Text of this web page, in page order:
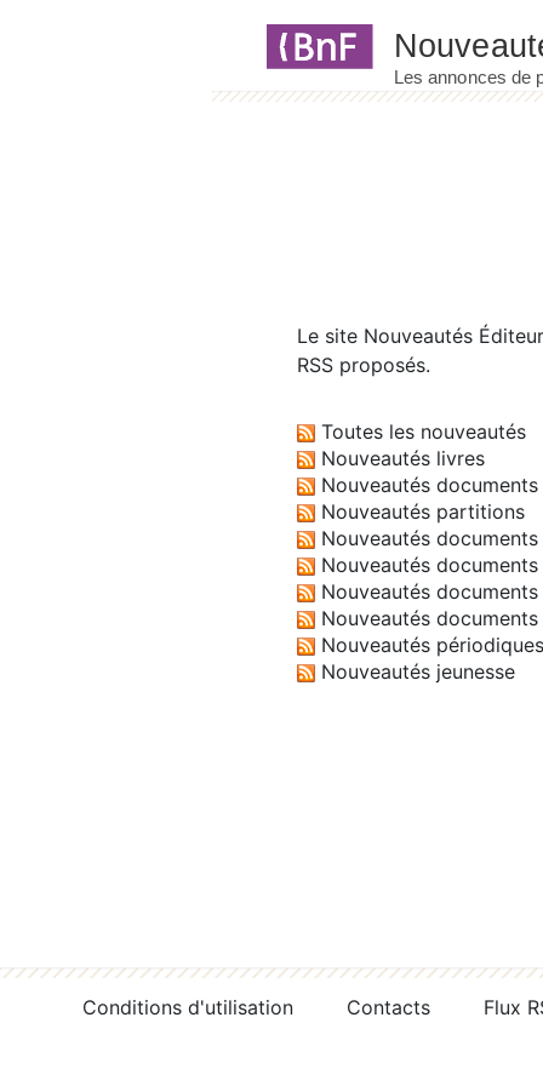
Le site Nouveautés
RSS proposés.
Toutes les nouveautés
Nouveautés livres
Nouveautés
Nouveautés partitions
Nouveautés
Nouveautés
Nouveautés
Nouveautés
Nouveautés périodiques
Nouveautés jeunesse
Conditions d'utilisation Contacts Flux